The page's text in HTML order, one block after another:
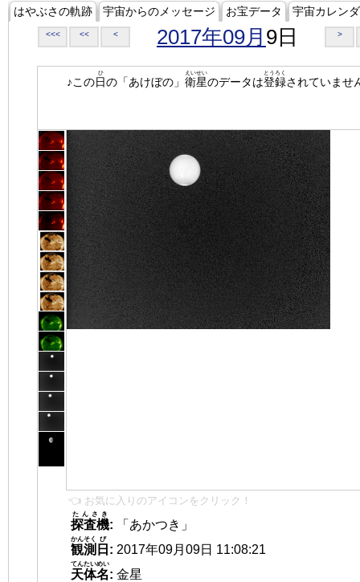
はやぶさの軌跡 宇宙からのメッセージ お宝データ 宇宙カレン
<<< << < 2017年09月 9日 >
♪この日
ひ
の「あけぼの」 衛星
えいせい
のデータは登録
とうろく
されていませ
👈 お気に入りのアイコンをクリック！
探査機
たんさき
:
「あかつき」
観測
かんそく
日
び
: 2017年09月09日 11:08:21
天体名
てんたいめい
: 金星